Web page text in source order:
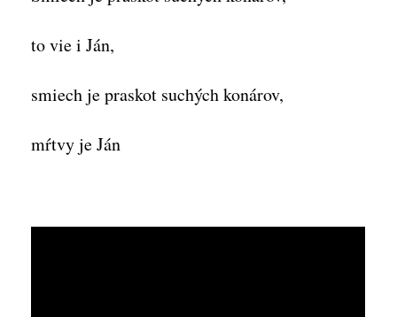
to vie i Ján,
smiech je praskot suchých konárov,
mŕtvy je Ján